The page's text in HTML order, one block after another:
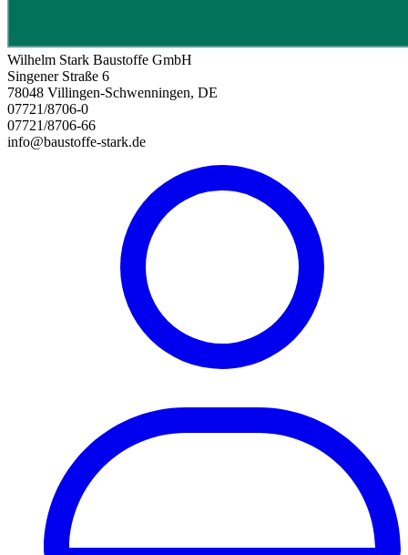
Wilhelm Stark Baustoffe GmbH
Singener Straße 6
78048 Villingen-Schwenningen, DE
07721/8706-0
07721/8706-66
info@baustoffe-stark.de